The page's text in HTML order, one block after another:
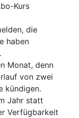
Kurs
die
haben
Monat, denn
von zwei
kündigen.
Jahr statt
Verfügbarkeit